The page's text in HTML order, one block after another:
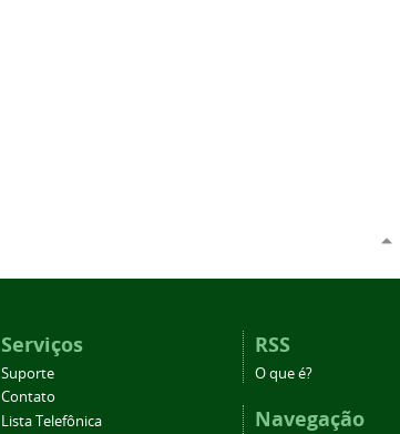
Serviços
Suporte
Contato
Lista Telefônica
RSS
O que é?
Navegação